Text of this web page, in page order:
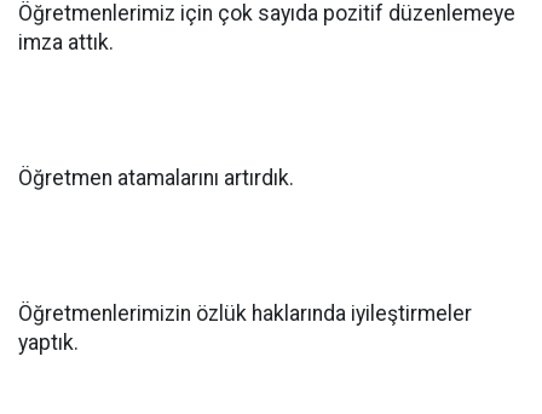
Öğretmenlerimiz için çok sayıda pozitif düzenlemeye
imza attık.
Öğretmen atamalarını artırdık.
Öğretmenlerimizin özlük haklarında iyileştirmeler
yaptık.